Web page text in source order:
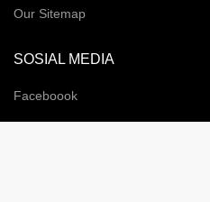
Our Sitemap
SOSIAL MEDIA
Faceboook
Instragram